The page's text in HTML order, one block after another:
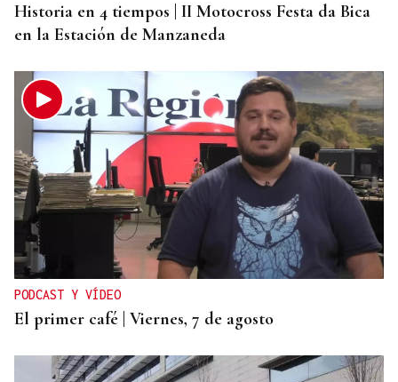
Historia en 4 tiempos | II Motocross Festa da Bica
en la Estación de Manzaneda
PODCAST Y VÍDEO
El primer café | Viernes, 7 de agosto